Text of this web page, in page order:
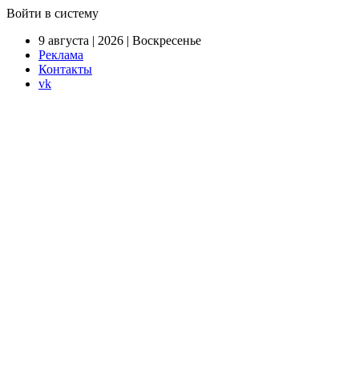
Войти в систему
9 августа | 2026 | Воскресенье
Реклама
Контакты
vk